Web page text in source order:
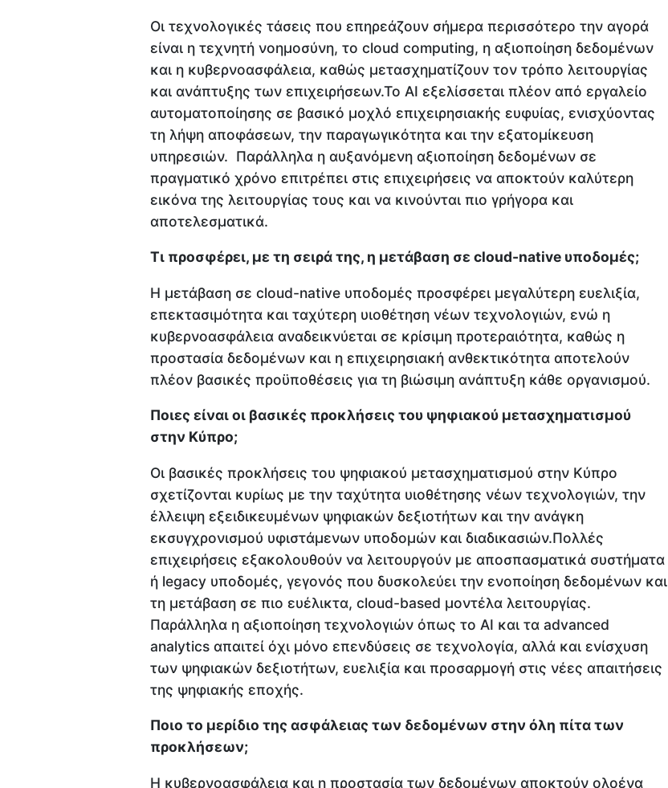
Οι τεχνολογικές τάσεις που επηρεάζουν σήμερα περισσότερο την αγορά
είναι η τεχνητή νοημοσύνη, το cloud computing, η αξιοποίηση δεδομένων
και η κυβερνοασφάλεια, καθώς μετασχηματίζουν τον τρόπο λειτουργίας
και ανάπτυξης των επιχειρήσεων.Το AI εξελίσσεται πλέον από εργαλείο
αυτοματοποίησης σε βασικό μοχλό επιχειρησιακής ευφυίας, ενισχύοντας
τη λήψη αποφάσεων, την παραγωγικότητα και την εξατομίκευση
υπηρεσιών. Παράλληλα η αυξανόμενη αξιοποίηση δεδομένων σε
πραγματικό χρόνο επιτρέπει στις επιχειρήσεις να αποκτούν καλύτερη
εικόνα της λειτουργίας τους και να κινούνται πιο γρήγορα και
αποτελεσματικά.
Τι προσφέρει, με τη σειρά της, η μετάβαση σε cloud-native υποδομές;
Η μετάβαση σε cloud-native υποδομές προσφέρει μεγαλύτερη ευελιξία,
επεκτασιμότητα και ταχύτερη υιοθέτηση νέων τεχνολογιών, ενώ η
κυβερνοασφάλεια αναδεικνύεται σε κρίσιμη προτεραιότητα, καθώς η
προστασία δεδομένων και η επιχειρησιακή ανθεκτικότητα αποτελούν
πλέον βασικές προϋποθέσεις για τη βιώσιμη ανάπτυξη κάθε οργανισμού.
Ποιες είναι οι βασικές προκλήσεις του ψηφιακού μετασχηματισμού
στην Κύπρο;
Οι βασικές προκλήσεις του ψηφιακού μετασχηματισμού στην Κύπρο
σχετίζονται κυρίως με την ταχύτητα υιοθέτησης νέων τεχνολογιών, την
έλλειψη εξειδικευμένων ψηφιακών δεξιοτήτων και την ανάγκη
εκσυγχρονισμού υφιστάμενων υποδομών και διαδικασιών.Πολλές
επιχειρήσεις εξακολουθούν να λειτουργούν με αποσπασματικά συστήματα
ή legacy υποδομές, γεγονός που δυσκολεύει την ενοποίηση δεδομένων και
τη μετάβαση σε πιο ευέλικτα, cloud-based μοντέλα λειτουργίας.
Παράλληλα η αξιοποίηση τεχνολογιών όπως το AI και τα advanced
analytics απαιτεί όχι μόνο επενδύσεις σε τεχνολογία, αλλά και ενίσχυση
των ψηφιακών δεξιοτήτων, ευελιξία και προσαρμογή στις νέες απαιτήσεις
της ψηφιακής εποχής.
Ποιο το μερίδιο της ασφάλειας των δεδομένων στην όλη πίτα των
προκλήσεων;
Η κυβερνοασφάλεια και η προστασία των δεδομένων αποκτούν ολοένα